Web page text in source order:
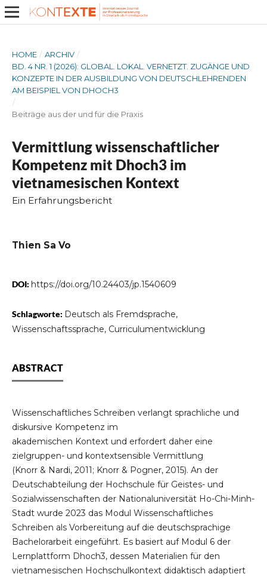
HOME / ARCHIV /
BD. 4 NR. 1 (2026): GLOBAL. LOKAL. VERNETZT. ZUGÄNGE UND
KONZEPTE IN DER AUSBILDUNG VON DEUTSCHLEHRENDEN
AM BEISPIEL VON DHOCH3
/
Beiträge aus der und für die Praxis
Vermittlung wissenschaftlicher
Kompetenz mit Dhoch3 im
vietnamesischen Kontext
Ein Erfahrungsbericht
Thien Sa Vo
DOI: https://doi.org/10.24403/jp.1540609
Schlagworte: Deutsch als Fremdsprache,
Wissenschaftssprache, Curriculumentwicklung
ABSTRACT
Wissenschaftliches Schreiben verlangt sprachliche und
diskursive Kompetenz im
akademischen Kontext und erfordert daher eine
zielgruppen- und kontextsensible Vermittlung
(Knorr & Nardi, 2011; Knorr & Pogner, 2015). An der
Deutschabteilung der Hochschule für Geistes- und
Sozialwissenschaften der Nationaluniversität Ho-Chi-Minh-
Stadt wurde 2023 das Modul Wissenschaftliches
Schreiben als Vorbereitung auf die deutschsprachige
Bachelorarbeit eingeführt. Es basiert auf Modul 6 der
Lernplattform Dhoch3, dessen Materialien für den
vietnamesischen Hochschulkontext didaktisch adaptiert